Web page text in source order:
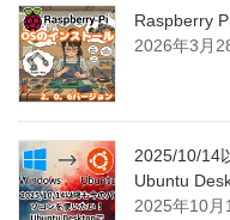
Raspberry
2026年3月
2025/10/14
Ubuntu
2025年10月